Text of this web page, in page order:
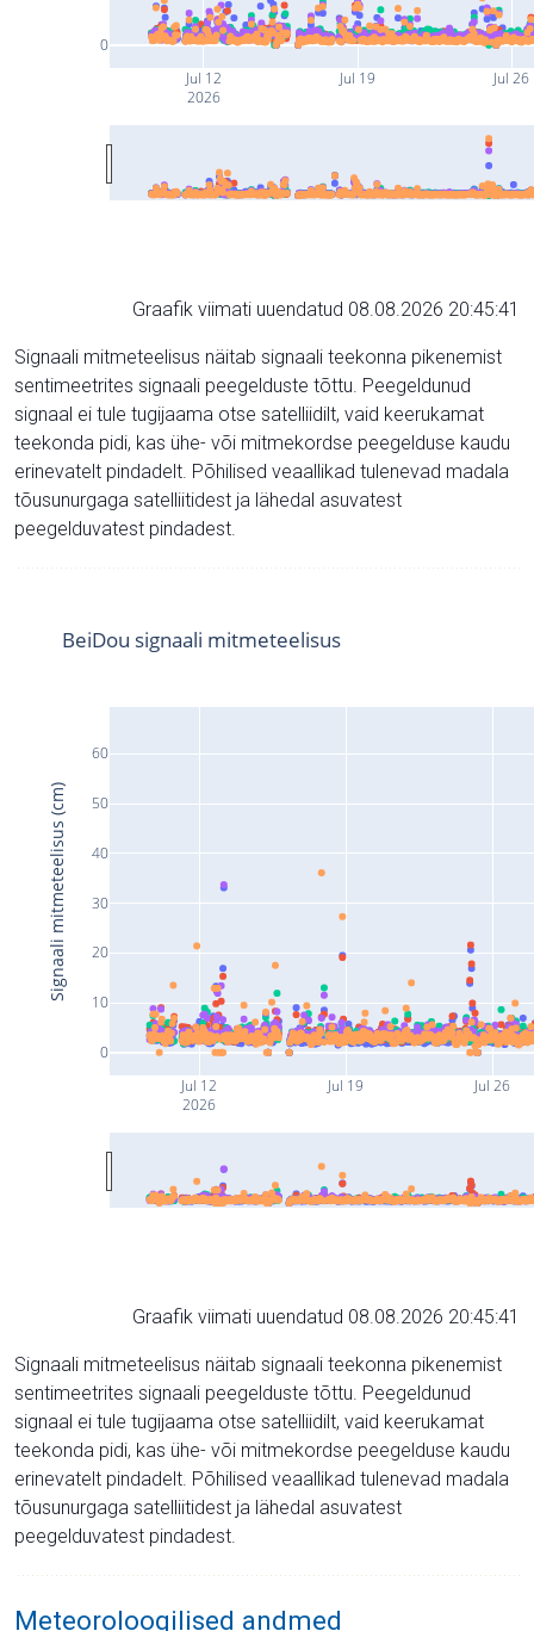
Jul 12
2026
Jul 19 Jul 26
0
Graafik viimati uuendatud 08.08.2026 20:45:41
Signaali mitmeteelisus näitab signaali teekonna pikenemist
sentimeetrites signaali peegelduste tõttu. Peegeldunud
signaal ei tule tugijaama otse satelliidilt, vaid keerukamat
teekonda pidi, kas ühe- või mitmekordse peegelduse kaudu
erinevatelt pindadelt. Põhilised veaallikad tulenevad madala
tõusunurgaga satelliitidest ja lähedal asuvatest
peegelduvatest pindadest.
Jul 12
2026
Jul 19 Jul 26
0
10
20
30
40
50
60
BeiDou signaali mitmeteelisus
Signaali mitmeteelisus (cm)
Graafik viimati uuendatud 08.08.2026 20:45:41
Signaali mitmeteelisus näitab signaali teekonna pikenemist
sentimeetrites signaali peegelduste tõttu. Peegeldunud
signaal ei tule tugijaama otse satelliidilt, vaid keerukamat
teekonda pidi, kas ühe- või mitmekordse peegelduse kaudu
erinevatelt pindadelt. Põhilised veaallikad tulenevad madala
tõusunurgaga satelliitidest ja lähedal asuvatest
peegelduvatest pindadest.
Meteoroloogilised andmed